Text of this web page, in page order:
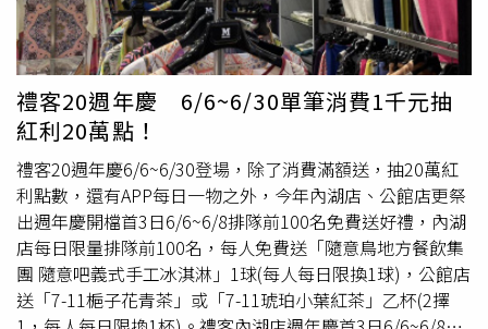
其中首屆「新北十大名廚」得主為青青餐廳施建發、水蛙師
私房餐廳張和錦、凱撒餐飲連鎖戴于益、芭達桑原住民主題
餐廳張克勤、宗舖師心意料理王永宗、八方雲集集團梁社漢
排骨梁社漢、汐止福泰大飯店謝榮譽、頤品大飯店林志峰、
洪師父牛肉麵洪金龍、晶宴會館黃彬雄、八條壽司股份有限
公司黃偉峸、海港37鵝肉海鮮餐廳顏英忠；「新北市十大餐
飲名店」則由青青餐廳、于烤魚餐廳、阿城鵝肉、板橋凱撒
大飯店家宴中餐廳等名店獲得。「新北市十大名菜美點」則
由真的好京漾飯店「蒜酥龍江脆皮雞」、晶粤軒烤鴨餐廳
「晶選片皮鴨」、初芯初蒔「初心筍香燒肉」、陽明山天籟
渡假酒店「天籟牛肉麵」、白金花園酒店「焗釀蟹蓋魚子
醬」等獲得；「新北市十大優質伴手禮」得主包括御嵿國際
禮客20週年慶 6/6~6/30單筆消費1千元抽
紅利20萬點！
禮客20週年慶6/6~6/30登場，除了消費滿額送，抽20萬紅
利點數，還有APP每日一物之外，今年內湖店、公館店更祭
出週年慶開檔首3日6/6~6/8排隊前100名免費送好禮，內湖
店每日限量排隊前100名，每人免費送「隨意鳥地方餐飲集
團 隨意吧義式手工冰淇淋」1球(每人每日限換1球)，公館店
送「7-11梔子花青茶」或「7-11琥珀小葉紅茶」乙杯(2擇